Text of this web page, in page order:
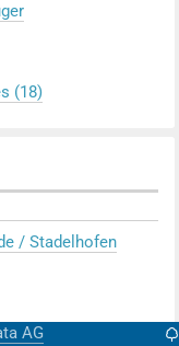
(18)
/ Stadelhofen
AG